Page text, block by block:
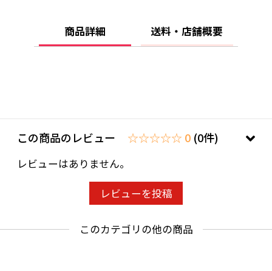
商品詳細 送料・店舗概要
この商品のレビュー ☆☆☆☆☆ 0 (0件)
レビューはありません。
レビューを投稿
このカテゴリの他の商品